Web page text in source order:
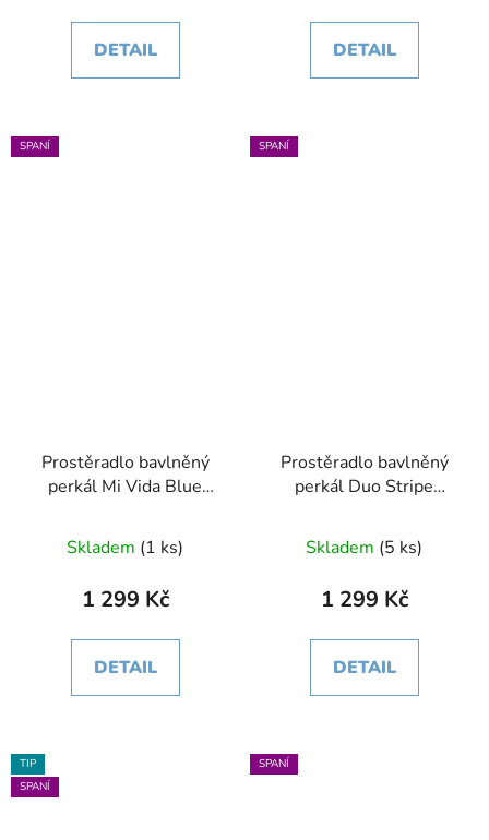
DETAIL DETAIL
SPANÍ
Prostěradlo bavlněný
perkál Mi Vida Blue
Skladem (1 ks)
1 299 Kč
DETAIL
SPANÍ
Prostěradlo bavlněný
perkál Duo Stripe
Skladem (5 ks)
1 299 Kč
DETAIL
TIP
SPANÍ
SPANÍ